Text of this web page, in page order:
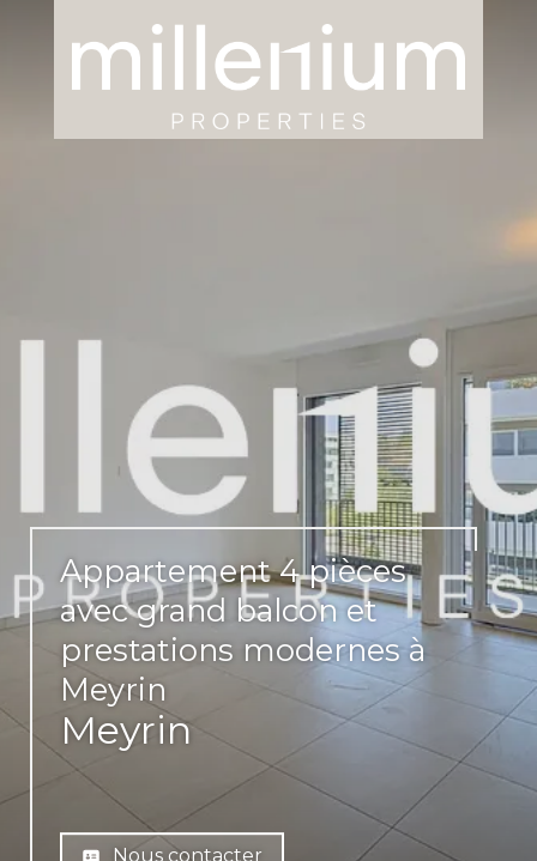
Appartement 4 pièces
avec grand balcon et
prestations modernes à
Meyrin
Meyrin
Nous contacter